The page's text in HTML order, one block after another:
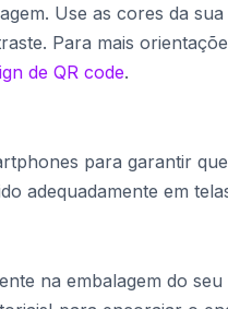
Use as cores da
Para mais
de QR code.
para garantir
adequadamente em
na embalagem do